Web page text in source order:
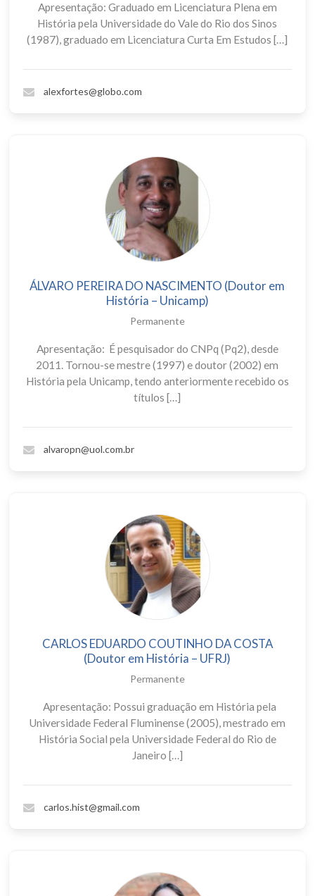
Apresentação: Graduado em Licenciatura Plena em
História pela Universidade do Vale do Rio dos Sinos
(1987), graduado em Licenciatura Curta Em Estudos […]
alexfortes@globo.com
ÁLVARO PEREIRA DO NASCIMENTO (Doutor em
História – Unicamp)
Permanente
Apresentação: É pesquisador do CNPq (Pq2), desde
2011. Tornou-se mestre (1997) e doutor (2002) em
História pela Unicamp, tendo anteriormente recebido os
títulos […]
alvaropn@uol.com.br
CARLOS EDUARDO COUTINHO DA COSTA
(Doutor em História – UFRJ)
Permanente
Apresentação: Possui graduação em História pela
Universidade Federal Fluminense (2005), mestrado em
História Social pela Universidade Federal do Rio de
Janeiro […]
carlos.hist@gmail.com